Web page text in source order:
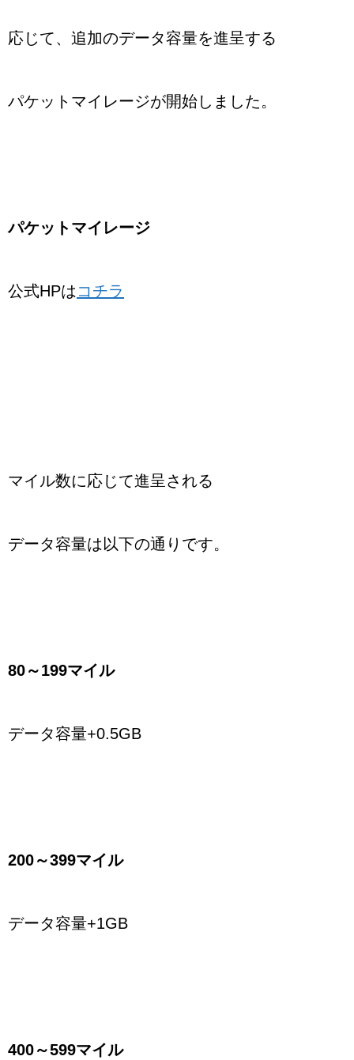
応じて、追加のデータ容量を進呈する
パケットマイレージが開始しました。
パケットマイレージ
公式HPは コチラ
マイル数に応じて進呈される
データ容量は以下の通りです。
80～199マイル
データ容量+0.5GB
200～399マイル
データ容量+1GB
400～599マイル